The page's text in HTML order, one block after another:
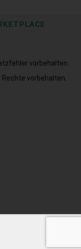
vorbehalten.
Rechte vorbehalten.